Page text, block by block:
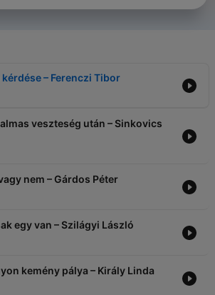
– Ferenczi Tibor
veszteség után – Sinkovics
nem – Gárdos Péter
egy van – Szilágyi László
kemény pálya – Király Linda